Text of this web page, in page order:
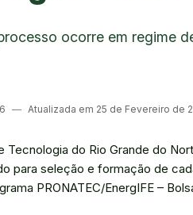
ocorre em regime
― Atualizada em 25 de Fevereiro de
Tecnologia do Rio Grande do
para seleção e formação de
PRONATEC/EnergIFE –